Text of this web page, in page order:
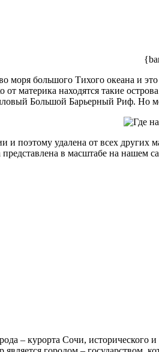
моря большого Тихого океана и
материка находятся такие
Большой Барьерный Риф. Но
поэтому удалена от всех других
в масштабе на нашем
– курорта Сочи, исторического и